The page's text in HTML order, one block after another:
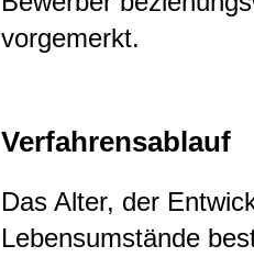
vorgemerkt.
Verfahrensablauf
Das Alter, der
Lebensumstände